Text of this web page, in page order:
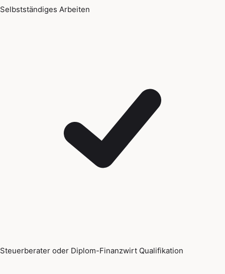
Selbstständiges Arbeiten
Steuerberater oder Diplom-Finanzwirt Qualifikation